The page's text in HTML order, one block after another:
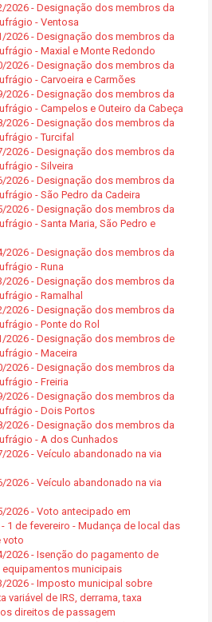
2026 - Designação dos membros da
- Ventosa
2026 - Designação dos membros da
- Maxial e Monte Redondo
2026 - Designação dos membros da
- Carvoeira e Carmões
2026 - Designação dos membros da
- Campelos e Outeiro da Cabeça
2026 - Designação dos membros da
- Turcifal
2026 - Designação dos membros da
- Silveira
2026 - Designação dos membros da
- São Pedro da Cadeira
2026 - Designação dos membros da
- Santa Maria, São Pedro e
2026 - Designação dos membros da
- Runa
2026 - Designação dos membros da
- Ramalhal
2026 - Designação dos membros da
- Ponte do Rol
2026 - Designação dos membros de
- Maceira
2026 - Designação dos membros da
- Freiria
2026 - Designação dos membros da
- Dois Portos
2026 - Designação dos membros da
- A dos Cunhados
2026 - Veículo abandonado na via
2026 - Veículo abandonado na via
2026 - Voto antecipado em
1 de fevereiro - Mudança de local das
voto
2026 - Isenção do pagamento de
equipamentos municipais
2026 - Imposto municipal sobre
variável de IRS, derrama, taxa
direitos de passagem